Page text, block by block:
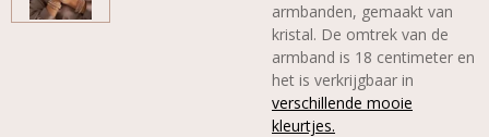
armbanden, gemaakt van
kristal. De omtrek van de
armband is 18 centimeter en
het is verkrijgbaar in
verschillende mooie
kleurtjes.